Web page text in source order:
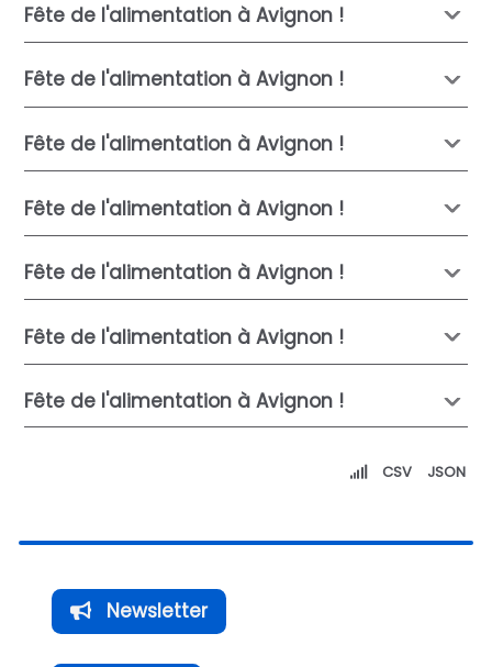
Fête de l'alimentation à Avignon !
Fête de l'alimentation à Avignon !
Fête de l'alimentation à Avignon !
Fête de l'alimentation à Avignon !
Fête de l'alimentation à Avignon !
Fête de l'alimentation à Avignon !
Fête de l'alimentation à Avignon !
CSV JSON
Newsletter